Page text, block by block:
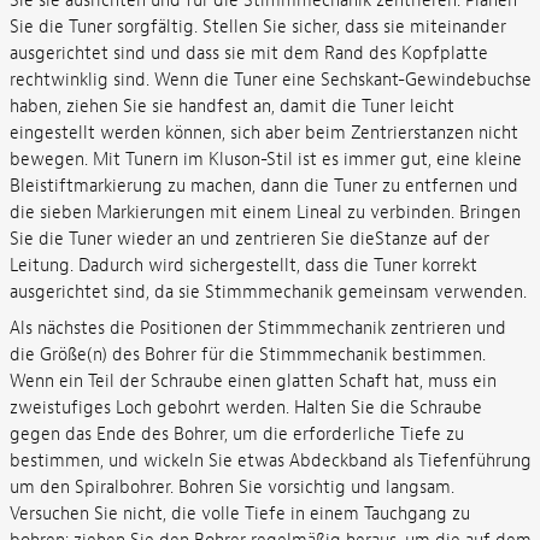
Sie die Tuner sorgfältig. Stellen Sie sicher, dass sie miteinander
ausgerichtet sind und dass sie mit dem Rand des Kopfplatte
rechtwinklig sind. Wenn die Tuner eine Sechskant-Gewindebuchse
haben, ziehen Sie sie handfest an, damit die Tuner leicht
eingestellt werden können, sich aber beim Zentrierstanzen nicht
bewegen. Mit Tunern im Kluson-Stil ist es immer gut, eine kleine
Bleistiftmarkierung zu machen, dann die Tuner zu entfernen und
die sieben Markierungen mit einem Lineal zu verbinden. Bringen
Sie die Tuner wieder an und zentrieren Sie dieStanze auf der
Leitung. Dadurch wird sichergestellt, dass die Tuner korrekt
ausgerichtet sind, da sie Stimmmechanik gemeinsam verwenden.
Als nächstes die Positionen der Stimmmechanik zentrieren und
die Größe(n) des Bohrer für die Stimmmechanik bestimmen.
Wenn ein Teil der Schraube einen glatten Schaft hat, muss ein
zweistufiges Loch gebohrt werden. Halten Sie die Schraube
gegen das Ende des Bohrer, um die erforderliche Tiefe zu
bestimmen, und wickeln Sie etwas Abdeckband als Tiefenführung
um den Spiralbohrer. Bohren Sie vorsichtig und langsam.
Versuchen Sie nicht, die volle Tiefe in einem Tauchgang zu